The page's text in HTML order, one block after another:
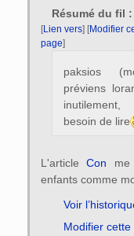
Résumé du fil :
[Lien vers] [Modifier
page]
paksios
préviens
inutilement,
besoin de lire
L'articleCon me
enfants comme
Voir
Modifier cette